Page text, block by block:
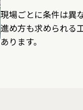
現場ごとに条件は異
進め方も求められる
あります。